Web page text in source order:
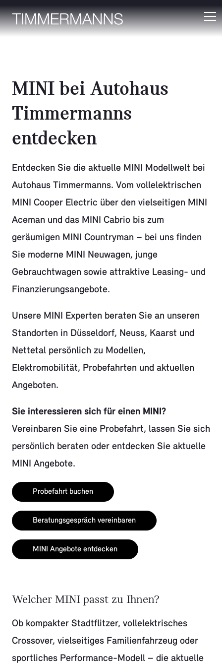
MINI bei Autohaus
Timmermanns
entdecken
Entdecken Sie die aktuelle MINI Modellwelt bei
Autohaus Timmermanns. Vom vollelektrischen
MINI Cooper Electric über den vielseitigen MINI
Aceman und das MINI Cabrio bis zum
geräumigen MINI Countryman – bei uns finden
Sie moderne MINI Neuwagen, junge
Gebrauchtwagen sowie attraktive Leasing- und
Finanzierungsangebote.
Unsere MINI Experten beraten Sie an unseren
Standorten in Düsseldorf, Neuss, Kaarst und
Nettetal persönlich zu Modellen,
Elektromobilität, Probefahrten und aktuellen
Angeboten.
Sie interessieren sich für einen MINI?
Vereinbaren Sie eine Probefahrt, lassen Sie sich
persönlich beraten oder entdecken Sie aktuelle
MINI Angebote.
Probefahrt buchen
Beratungsgespräch vereinbaren
MINI Angebote entdecken
Welcher MINI passt zu Ihnen?
Ob kompakter Stadtflitzer, vollelektrisches
Crossover, vielseitiges Familienfahrzeug oder
sportliches Performance-Modell – die aktuelle